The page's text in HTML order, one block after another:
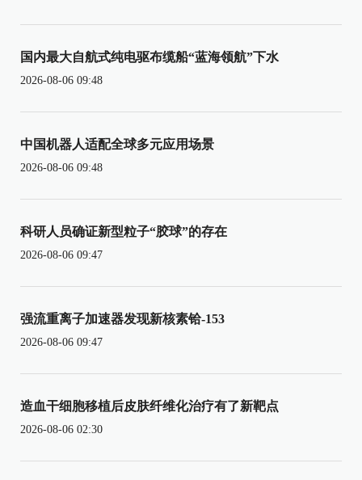
国内最大自航式纯电驱布缆船“蓝海领航”下水
2026-08-06 09:48
中国机器人适配全球多元应用场景
2026-08-06 09:48
科研人员确证新型粒子“胶球”的存在
2026-08-06 09:47
强流重离子加速器发现新核素铪-153
2026-08-06 09:47
造血干细胞移植后皮肤纤维化治疗有了新靶点
2026-08-06 02:30